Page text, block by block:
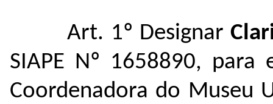
Art. 1º Designar
SIAPE Nº 1658890, para
Coordenadora do Museu